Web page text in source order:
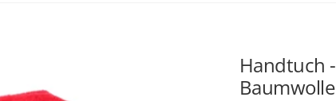
Handtuch